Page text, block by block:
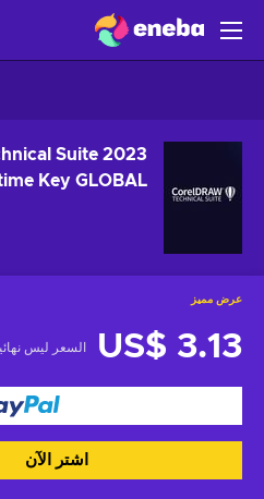
Suite 2023
Key GLOBAL
عرض مميز
US$ 3.13 السعر ليس
اشتر الآن